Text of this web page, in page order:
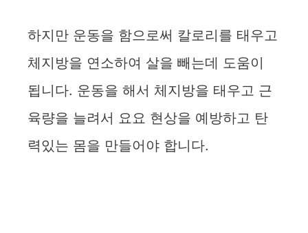
하지만 운동을 함으로써 칼로리를 태우고
체지방을 연소하여 살을 빼는데 도움이
됩니다. 운동을 해서 체지방을 태우고 근
육량을 늘려서 요요 현상을 예방하고 탄
력있는 몸을 만들어야 합니다.